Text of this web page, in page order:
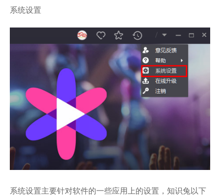
系统设置
系统设置主要针对软件的一些应用上的设置，知识兔以下